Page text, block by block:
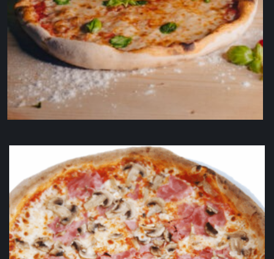
Pizza Margherita (Bambini)
9,50€